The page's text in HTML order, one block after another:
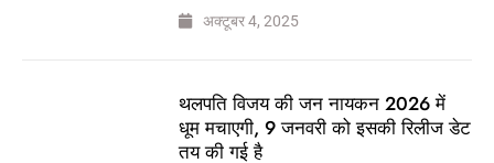
अक्टूबर 4, 2025
थलपति विजय की जन नायकन 2026 में
धूम मचाएगी, 9 जनवरी को इसकी रिलीज डेट
तय की गई है